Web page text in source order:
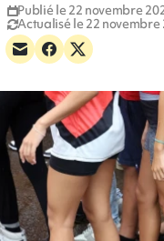
Publié le 22 novembre
Actualisé le 22 novembre